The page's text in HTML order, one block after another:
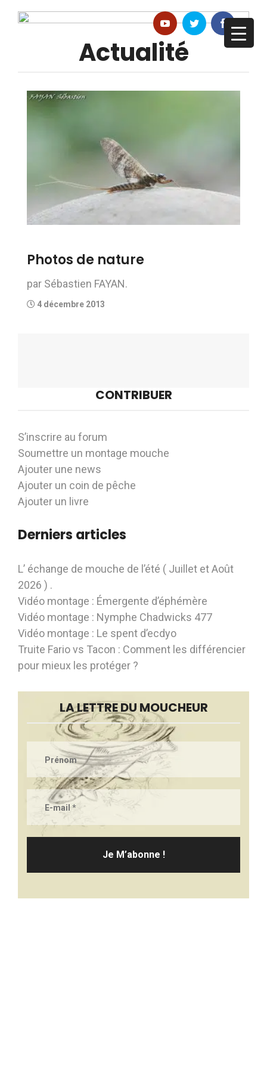
Actualité
Photos de nature
par Sébastien FAYAN.
4 décembre 2013
CONTRIBUER
S’inscrire au forum
Soumettre un montage mouche
Ajouter une news
Ajouter un coin de pêche
Ajouter un livre
Derniers articles
L’ échange de mouche de l’été ( Juillet et Août
2026 ) .
Vidéo montage : Émergente d’éphémère
Vidéo montage : Nymphe Chadwicks 477
Vidéo montage : Le spent d’ecdyo
Truite Fario vs Tacon : Comment les différencier
pour mieux les protéger ?
LA LETTRE DU MOUCHEUR